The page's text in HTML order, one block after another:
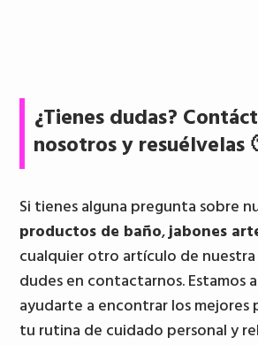
¿Tienes dudas?
nosotros y resuélvelas
Si tienes alguna pregunta sobre
productos de baño,jabones
cualquier otro artículo de
dudes en contactarnos. Estamos
ayudarte a encontrar los mejores
tu rutina de cuidado personal y